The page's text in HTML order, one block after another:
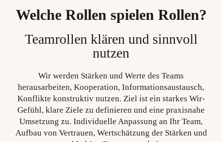
Welche Rollen spielen Rollen?
Teamrollen klären und sinnvoll
nutzen
Wir werden Stärken und Werte des Teams
herausarbeiten, Kooperation, Informationsaustausch,
Konflikte konstruktiv nutzen. Ziel ist ein starkes Wir-
Gefühl, klare Ziele zu definieren und eine praxisnahe
Umsetzung zu. Individuelle Anpassung an Ihr Team,
Aufbau von Vertrauen, Wertschätzung der Stärken und